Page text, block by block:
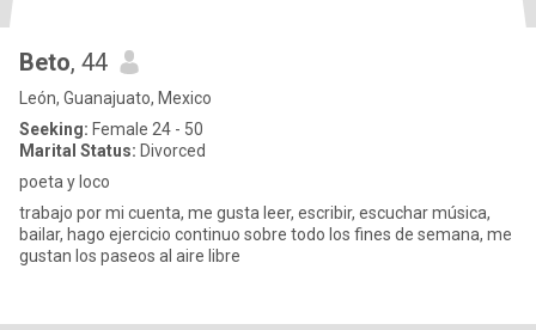
Beto, 44
León, Guanajuato, Mexico
Seeking: Female 24 - 50
Marital Status: Divorced
poeta y loco
trabajo por mi cuenta, me gusta leer, escribir, escuchar música,
bailar, hago ejercicio continuo sobre todo los fines de semana, me
gustan los paseos al aire libre